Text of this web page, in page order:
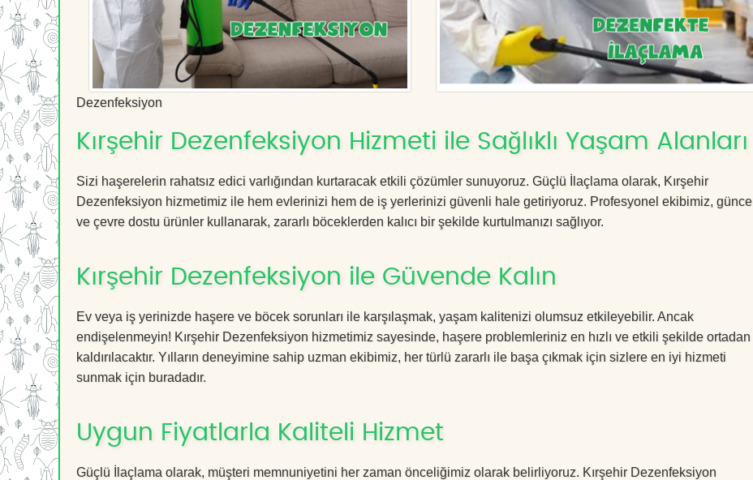
Dezenfeksiyon
Kırşehir Dezenfeksiyon Hizmeti ile Sağlıklı Yaşam Alanları
Sizi haşerelerin rahatsız edici varlığından kurtaracak etkili çözümler sunuyoruz. Güçlü İlaçlama olarak, Kırşehir
Dezenfeksiyon hizmetimiz ile hem evlerinizi hem de iş yerlerinizi güvenli hale getiriyoruz. Profesyonel ekibimiz, güncel
ve çevre dostu ürünler kullanarak, zararlı böceklerden kalıcı bir şekilde kurtulmanızı sağlıyor.
Kırşehir Dezenfeksiyon ile Güvende Kalın
Ev veya iş yerinizde haşere ve böcek sorunları ile karşılaşmak, yaşam kalitenizi olumsuz etkileyebilir. Ancak
endişelenmeyin! Kırşehir Dezenfeksiyon hizmetimiz sayesinde, haşere problemleriniz en hızlı ve etkili şekilde ortadan
kaldırılacaktır. Yılların deneyimine sahip uzman ekibimiz, her türlü zararlı ile başa çıkmak için sizlere en iyi hizmeti
sunmak için buradadır.
Uygun Fiyatlarla Kaliteli Hizmet
Güçlü İlaçlama olarak, müşteri memnuniyetini her zaman önceliğimiz olarak belirliyoruz. Kırşehir Dezenfeksiyon